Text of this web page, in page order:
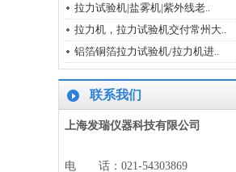
拉力试验机|盐雾机|紫外线老..
拉力机，拉力试验机交付常州大..
铝箔铜箔拉力试验机/拉力机进..
联系我们
上海发瑞仪器科技有限公司
电 话：021-54303869